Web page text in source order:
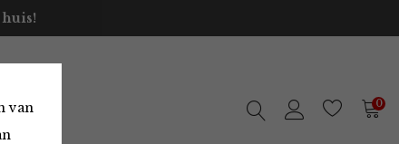
van
0